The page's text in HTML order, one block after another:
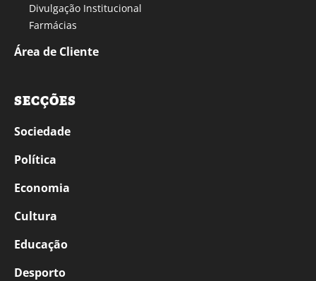
Divulgação Institucional
Farmácias
Área de Cliente
SECÇÕES
Sociedade
Política
Economia
Cultura
Educação
Desporto